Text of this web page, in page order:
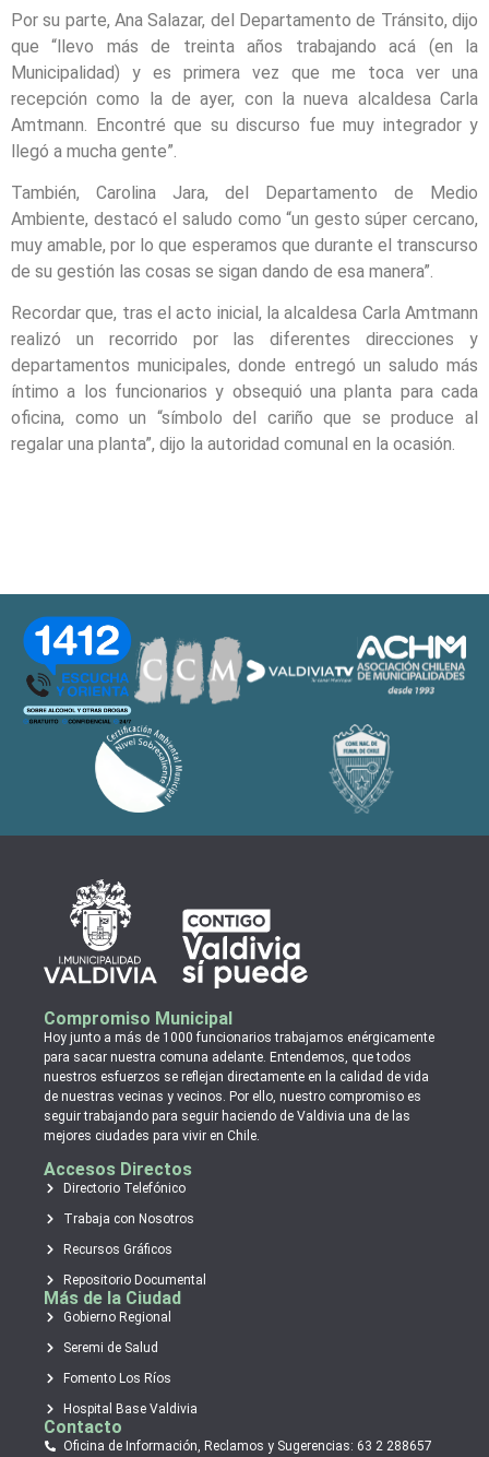
Por su parte, Ana Salazar, del Departamento de Tránsito, dijo
que “llevo más de treinta años trabajando acá (en la
Municipalidad) y es primera vez que me toca ver una
recepción como la de ayer, con la nueva alcaldesa Carla
Amtmann. Encontré que su discurso fue muy integrador y
llegó a mucha gente”.
También, Carolina Jara, del Departamento de Medio
Ambiente, destacó el saludo como “un gesto súper cercano,
muy amable, por lo que esperamos que durante el transcurso
de su gestión las cosas se sigan dando de esa manera”.
Recordar que, tras el acto inicial, la alcaldesa Carla Amtmann
realizó un recorrido por las diferentes direcciones y
departamentos municipales, donde entregó un saludo más
íntimo a los funcionarios y obsequió una planta para cada
oficina, como un “símbolo del cariño que se produce al
regalar una planta”, dijo la autoridad comunal en la ocasión.
Compromiso Municipal
Hoy junto a más de 1000 funcionarios trabajamos enérgicamente
para sacar nuestra comuna adelante. Entendemos, que todos
nuestros esfuerzos se reflejan directamente en la calidad de vida
de nuestras vecinas y vecinos. Por ello, nuestro compromiso es
seguir trabajando para seguir haciendo de Valdivia una de las
mejores ciudades para vivir en Chile.
Accesos Directos
Directorio Telefónico
Trabaja con Nosotros
Recursos Gráficos
Repositorio Documental
Más de la Ciudad
Gobierno Regional
Seremi de Salud
Fomento Los Ríos
Hospital Base Valdivia
Contacto
Oficina de Información, Reclamos y Sugerencias: 63 2 288657